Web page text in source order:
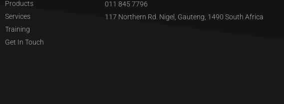
Products
Services
Training
Get In Touch
011 845 7796
117 Northern Rd. Nigel, Gauteng, 1490 South Africa